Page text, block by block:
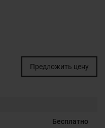
Предложить цену
Бесплатно